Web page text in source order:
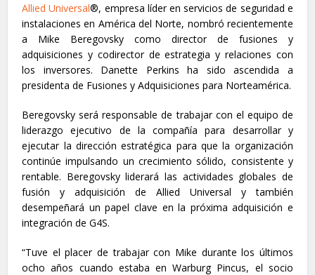
Allied Universal®, empresa líder en servicios de seguridad e
instalaciones en América del Norte, nombró recientemente
a Mike Beregovsky como director de fusiones y
adquisiciones y codirector de estrategia y relaciones con
los inversores. Danette Perkins ha sido ascendida a
presidenta de Fusiones y Adquisiciones para Norteamérica.
Beregovsky será responsable de trabajar con el equipo de
liderazgo ejecutivo de la compañía para desarrollar y
ejecutar la dirección estratégica para que la organización
continúe impulsando un crecimiento sólido, consistente y
rentable. Beregovsky liderará las actividades globales de
fusión y adquisición de Allied Universal y también
desempeñará un papel clave en la próxima adquisición e
integración de G4S.
“Tuve el placer de trabajar con Mike durante los últimos
ocho años cuando estaba en Warburg Pincus, el socio